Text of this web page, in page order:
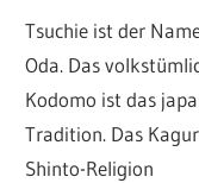
Tsuchie ist der
Oda. Das
Kodomo ist das
Tradition. Das
Shinto-Religion